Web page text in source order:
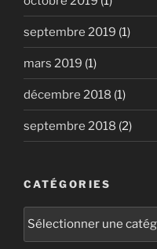
septembre 2019 (1)
mars 2019 (1)
décembre 2018 (1)
septembre 2018 (2)
CATÉGORIES
Catégories